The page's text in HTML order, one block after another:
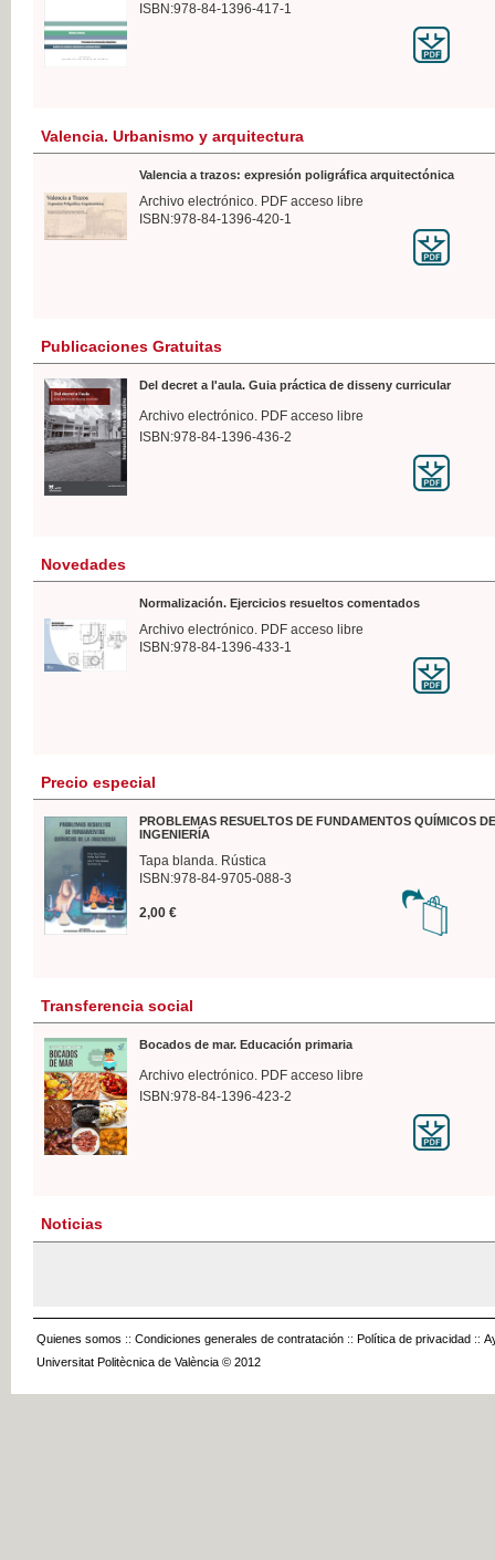
ISBN:978-84-1396-417-1
Valencia. Urbanismo y arquitectura
Valencia a trazos: expresión poligráfica arquitectónica
Archivo electrónico. PDF acceso libre
ISBN:978-84-1396-420-1
Publicaciones Gratuitas
Del decret a l'aula. Guia práctica de disseny curricular
Archivo electrónico. PDF acceso libre
ISBN:978-84-1396-436-2
Novedades
Normalización. Ejercicios resueltos comentados
Archivo electrónico. PDF acceso libre
ISBN:978-84-1396-433-1
Precio especial
PROBLEMAS RESUELTOS DE FUNDAMENTOS QUÍMICOS
INGENIERÍA
Tapa blanda. Rústica
ISBN:978-84-9705-088-3
2,00 €
Transferencia social
Bocados de mar. Educación primaria
Archivo electrónico. PDF acceso libre
ISBN:978-84-1396-423-2
Noticias
Quienes somos :: Condiciones generales de contratación :: Política de privacidad ::
Universitat Politècnica de València © 2012